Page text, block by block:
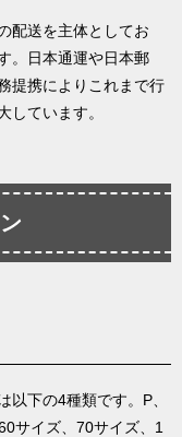
配送を主体としてお
。日本通運や日本郵
提携によりこれまで行
しています。
下の4種類です。P、
サイズ、70サイズ、1